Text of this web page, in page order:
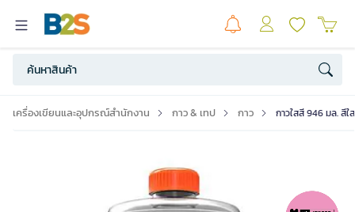
เครื่องเขียนและอุปกรณ์สำนักงาน กาว & เทป กาว กาวใสสี 946 มล. สีใ